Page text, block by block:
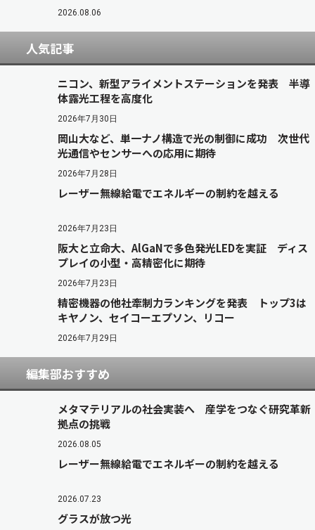
2026.08.06
人気記事
ニコン、新型アライメントステーションを発表 半導
体露光工程を高度化
2026年7月30日
岡山大など、単一ナノ構造で光の制御に成功 次世代
光通信やセンサーへの応用に期待
2026年7月28日
レーザー無線給電でエネルギーの制約を越える
2026年7月23日
阪大と立命大、AlGaNで多色発光LEDを実証 ディス
プレイの小型・高精密化に期待
2026年7月23日
精密機器の他社牽制力ランキングを発表 トップ3は
キヤノン、セイコーエプソン、リコー
2026年7月29日
編集部おすすめ
メタマテリアルの社会実装へ 産学をつなぐ研究革新
拠点の挑戦
2026.08.05
レーザー無線給電でエネルギーの制約を越える
2026.07.23
グラスが放つ光